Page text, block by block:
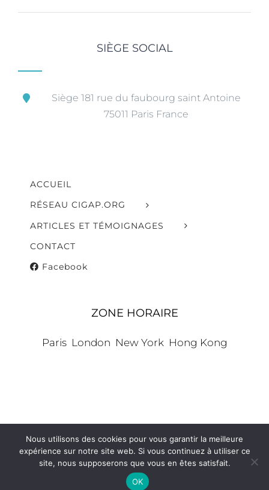
SIÈGE SOCIAL
Siège 181 rue du faubourg saint Antoine
75011 Paris France
ACCUEIL
RÉSEAU CIGAP.ORG
ARTICLES ET TÉMOIGNAGES
CONTACT
Facebook
ZONE HORAIRE
Paris London New York Hong Kong
© Copyright 2006 -2026 | Tout droits réservés |
Four2five/ Shop
Facebook
Nous utilisons des cookies pour vous garantir la meilleure
expérience sur notre site web. Si vous continuez à utiliser ce
site, nous supposerons que vous en êtes satisfait.
OK